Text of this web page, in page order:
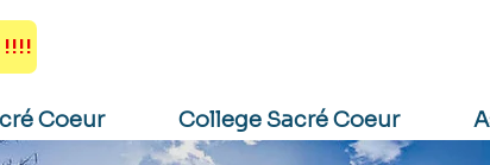
!!!!
Coeur College Sacré Coeur